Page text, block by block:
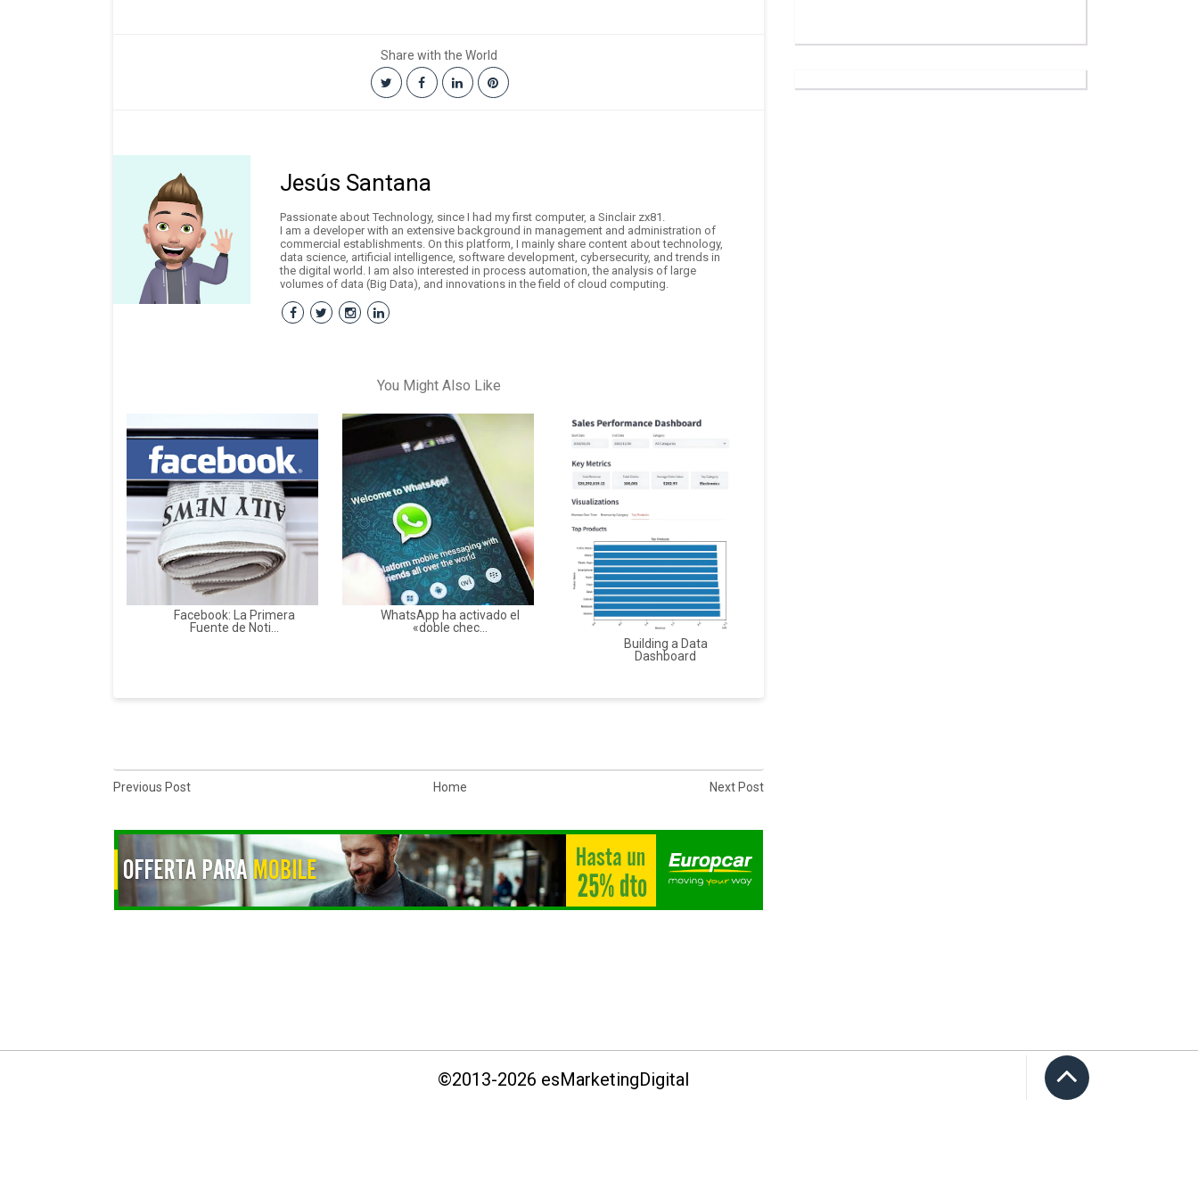
Share with the World
Jesús Santana
Passionate about Technology, since I had my first computer, a Sinclair zx81.
I am a developer with an extensive background in management and administration of
commercial establishments. On this platform, I mainly share content about technology,
data science, artificial intelligence, software development, cybersecurity, and trends in
the digital world. I am also interested in process automation, the analysis of large
volumes of data (Big Data), and innovations in the field of cloud computing.
You Might Also Like
Facebook: La Primera
Fuente de Noti...
WhatsApp ha activado el
«doble chec...
Building a Data
Dashboard
Previous Post Home Next Post
©2013-2026 esMarketingDigital